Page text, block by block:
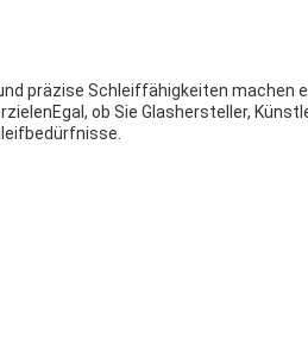
präzise Schleiffähigkeiten machen
ob Sie Glashersteller,